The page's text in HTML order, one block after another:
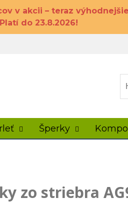
v akcii – teraz
Platí do 23.8.2026!
Šperky
zo striebra